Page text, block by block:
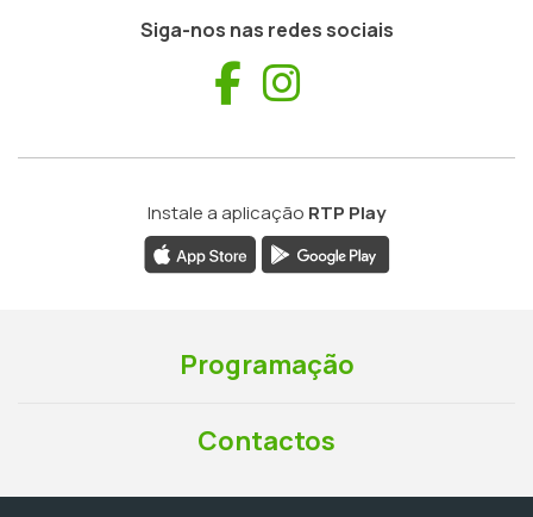
Siga-nos nas redes sociais
Facebook
Instale a aplicação RTP Play
Programação
Contactos